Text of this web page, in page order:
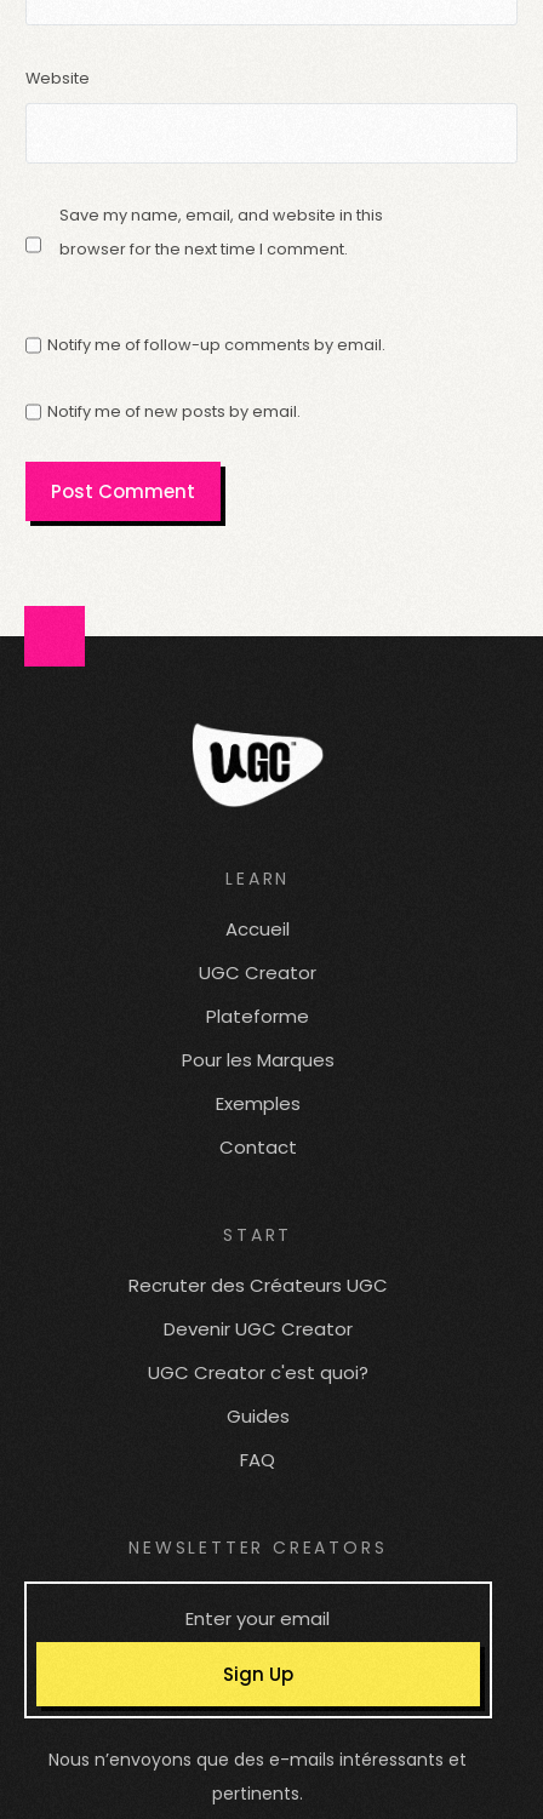
Website
Save my name, email, and website in this
browser for the next time I comment.
Notify me of follow-up comments by email.
Notify me of new posts by email.
LEARN
Accueil
UGC Creator
Plateforme
Pour les Marques
Exemples
Contact
START
Recruter des Créateurs UGC
Devenir UGC Creator
UGC Creator c'est quoi?
Guides
FAQ
NEWSLETTER CREATORS
Sign Up
Nous n’envoyons que des e-mails intéressants et
pertinents.